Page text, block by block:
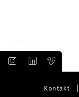
Kontakt